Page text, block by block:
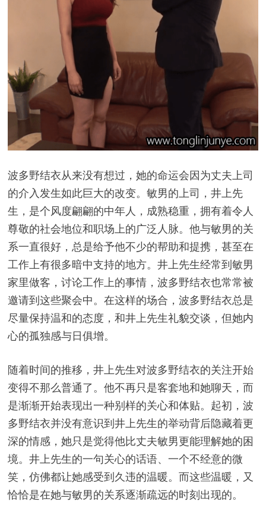
波多野结衣从来没有想过，她的命运会因为丈夫上司
的介入发生如此巨大的改变。敏男的上司，井上先
生，是个风度翩翩的中年人，成熟稳重，拥有着令人
尊敬的社会地位和职场上的广泛人脉。他与敏男的关
系一直很好，总是给予他不少的帮助和提携，甚至在
工作上有很多暗中支持的地方。井上先生经常到敏男
家里做客，讨论工作上的事情，波多野结衣也常常被
邀请到这些聚会中。在这样的场合，波多野结衣总是
尽量保持温和的态度，和井上先生礼貌交谈，但她内
心的孤独感与日俱增。
随着时间的推移，井上先生对波多野结衣的关注开始
变得不那么普通了。他不再只是客套地和她聊天，而
是渐渐开始表现出一种别样的关心和体贴。起初，波
多野结衣并没有意识到井上先生的举动背后隐藏着更
深的情感，她只是觉得他比丈夫敏男更能理解她的困
境。井上先生的一句关心的话语、一个不经意的微
笑，仿佛都让她感受到久违的温暖。而这些温暖，又
恰恰是在她与敏男的关系逐渐疏远的时刻出现的。